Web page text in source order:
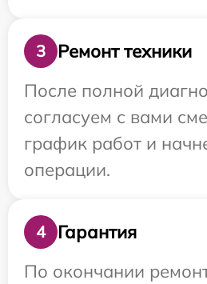
3
Ремонт техники
После полной
согласуем с вами
график работ и
операции.
4
Гарантия
По окончании